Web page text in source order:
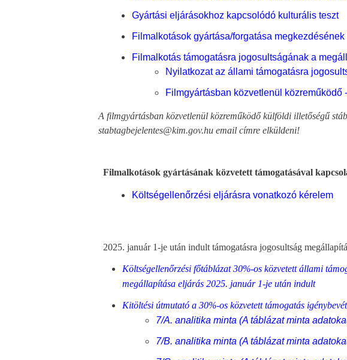
Gyártási eljárásokhoz kapcsolódó kulturális teszt
Filmalkotások gyártása/forgatása
Filmalkotás támogatásra jogosultságának a
Nyilatkozat az állami támogatásra
Filmgyártásban közvetlenül
A filmgyártásban közvetlenül közreműködő külföldi illetőségű
stabtagbejelentes@kim.gov.hu email címre elküldeni!
Filmalkotások gyártásának közvetett támogatásával
Költségellenőrzési eljárásra vonatkozó kérelem
2025. január 1-je után indult támogatásra jogosultság
Költségellenőrzési főtáblázat 30%-os közvetett állami
megállapítása eljárás 2025. január 1-je után indult
Kitöltési útmutató a 30%-os közvetett támogatás
7/A. analitika minta (A táblázat minta
7/B. analitika minta (A táblázat minta